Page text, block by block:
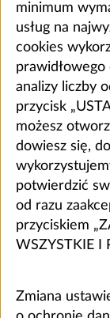
minimum
usług na
cookies
prawidłowego
analizy liczby
przycisk
możesz
dowiesz się,
potwierdzić
od razu
przyciskiem
WSZYSTKIE I
Zmiana